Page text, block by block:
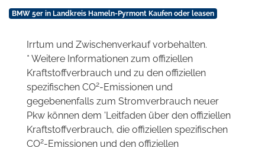
BMW 5er in Landkreis Hameln-Pyrmont Kaufen oder leasen
Irrtum und Zwischenverkauf vorbehalten.
* Weitere Informationen zum offiziellen
Kraftstoffverbrauch und zu den offiziellen
spezifischen CO2-Emissionen und
gegebenenfalls zum Stromverbrauch neuer
Pkw können dem 'Leitfaden über den offiziellen
Kraftstoffverbrauch, die offiziellen spezifischen
CO2-Emissionen und den offiziellen